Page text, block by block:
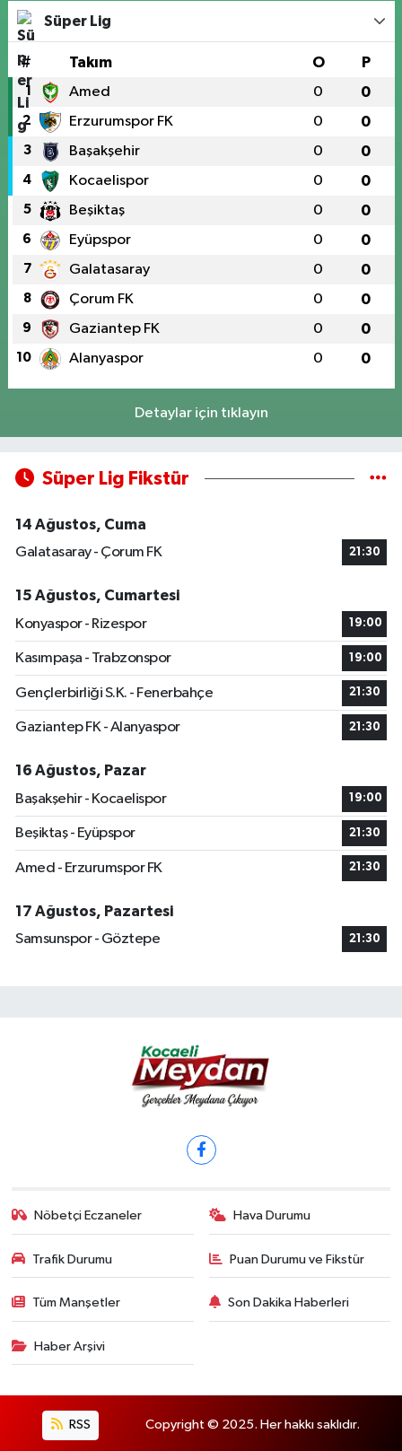
Süper Lig
# Takım O P
1 Amed 0 0
2 Erzurumspor FK 0 0
3 Başakşehir 0 0
4 Kocaelispor 0 0
5 Beşiktaş 0 0
6 Eyüpspor 0 0
7 Galatasaray 0 0
8 Çorum FK 0 0
9 Gaziantep FK 0 0
10 Alanyaspor 0 0
Detaylar için tıklayın
Süper Lig Fikstür
14 Ağustos, Cuma
Galatasaray - Çorum FK
21:30
15 Ağustos, Cumartesi
Konyaspor - Rizespor
19:00
Kasımpaşa - Trabzonspor 19:00
Gençlerbirliği S.K. - Fenerbahçe 21:30
Gaziantep FK - Alanyaspor 21:30
16 Ağustos, Pazar
Başakşehir - Kocaelispor
19:00
Beşiktaş - Eyüpspor 21:30
Amed - Erzurumspor FK 21:30
17 Ağustos, Pazartesi
Samsunspor - Göztepe
21:30
Nöbetçi Eczaneler Hava Durumu
Trafik Durumu Puan Durumu ve Fikstür
Tüm Manşetler Son Dakika Haberleri
Haber Arşivi
RSS Copyright © 2025. Her hakkı saklıdır.